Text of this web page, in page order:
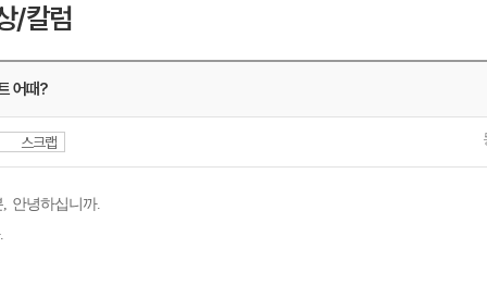
/칼럼
어때?
스크랩
, 안녕하십니까.
.